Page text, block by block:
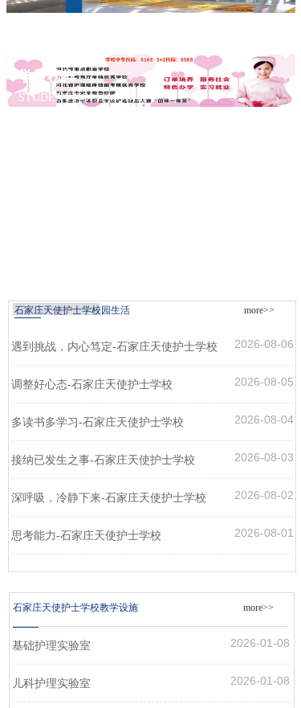
学子榜样
STUDENT ROLE MODEL
遇到挑战，内心笃定-石家庄天使护士学校 2026-08-06
调整好心态-石家庄天使护士学校 2026-08-05
多读书多学习-石家庄天使护士学校 2026-08-04
接纳已发生之事-石家庄天使护士学校 2026-08-03
深呼吸，冷静下来-石家庄天使护士学校 2026-08-02
思考能力-石家庄天使护士学校 2026-08-01
石家庄天使护士学校园生活
石家庄天使护士学校教学设施
基础护理实验室 2026-01-08
儿科护理实验室 2026-01-08
more>>
more>>